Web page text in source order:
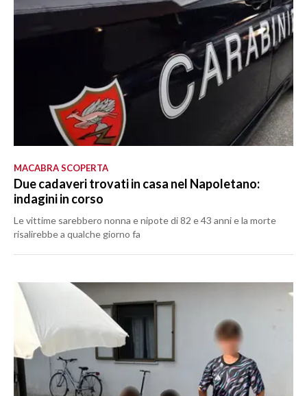
MACABRA SCOPERTA
Due cadaveri trovati in casa nel Napoletano:
indagini in corso
Le vittime sarebbero nonna e nipote di 82 e 43 anni e la morte
risalirebbe a qualche giorno fa